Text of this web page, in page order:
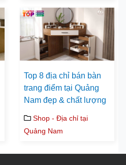
Top 8 địa chỉ bán bàn
trang điểm tại Quảng
Nam đẹp & chất lượng
Shop - Địa chỉ tại
Quảng Nam